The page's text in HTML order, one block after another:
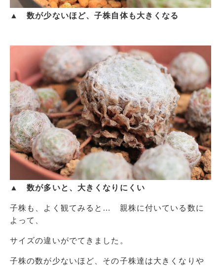
▲ 数が少ないほど、子株自体も大きくなる
▲ 数が多いと、大きくなりにくい
子株も、よく観てみると… 親株に付いている数に
よって、
サイズの違いがでてきました。
子株の数が少ないほど、その子株達は大きくなりや